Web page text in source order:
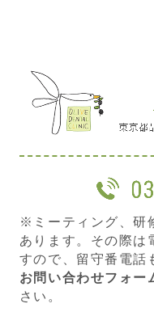
※ミーティング、研
あります。その際は
すので、留守番電話
お問い合わせフォー
さい。